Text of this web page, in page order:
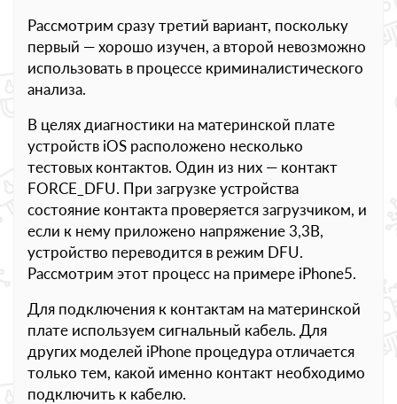
Рассмотрим сразу третий вариант, поскольку
первый — хорошо изучен, а второй невозможно
использовать в процессе криминалистического
анализа.
В целях диагностики на материнской плате
устройств iOS расположено несколько
тестовых контактов. Один из них — контакт
FORCE_DFU. При загрузке устройства
состояние контакта проверяется загрузчиком, и
если к нему приложено напряжение 3,3В,
устройство переводится в режим DFU.
Рассмотрим этот процесс на примере iPhone5.
Для подключения к контактам на материнской
плате используем сигнальный кабель. Для
других моделей iPhone процедура отличается
только тем, какой именно контакт необходимо
подключить к кабелю.